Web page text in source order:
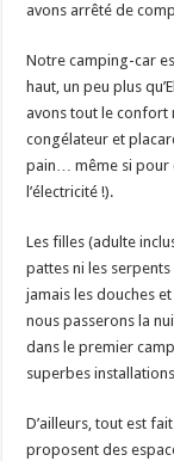
avons arrêté de
Notre camping-car
haut, un peu plus
avons tout le confort
congélateur et
pain… même si pour
l’électricité !).
Les filles (adulte
pattes ni les
jamais les douches
nous passerons la
dans le premier
superbes
D’ailleurs, tout est
proposent des